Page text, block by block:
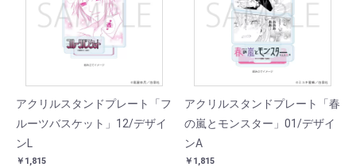
アクリルスタンドプレート「フ
ルーツバスケット」12/デザイ
ンL
￥1,815
アクリルスタンドプレート「春
の嵐とモンスター」01/デザイ
ンA
￥1,815